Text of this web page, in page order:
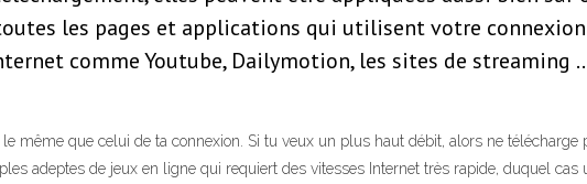
les pages et applications qui utilisent votre
comme Youtube, Dailymotion, les sites de streaming
même que celui de ta connexion. Si tu veux un plus haut débit, alors ne télécharge
adeptes de jeux en ligne qui requiert des vitesses Internet très rapide, duquel cas